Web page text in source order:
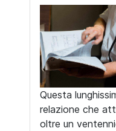
Questa
relazione che
oltre un